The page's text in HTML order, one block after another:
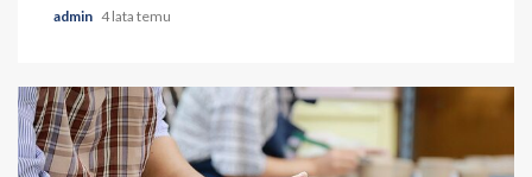
admin 4 lata temu